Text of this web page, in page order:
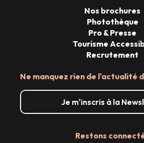
Ne manquez rien de l'actualité
Je m'inscris à la
Restons
Nos brochures
Photothèque
Pro & Presse
Tourisme
Recrutement